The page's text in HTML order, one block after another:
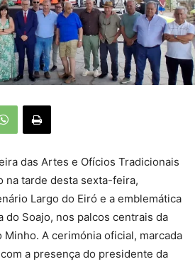
das Artes e Ofícios Tradicionais
na tarde desta sexta-feira,
Largo do Eiró e a emblemática
do Soajo, nos palcos centrais da
A cerimónia oficial, marcada
a presença do presidente da